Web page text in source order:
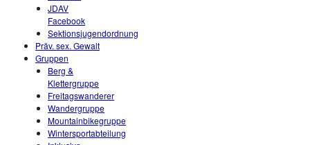
JDAV
Facebook
Sektionsjugendordnung
Präv. sex. Gewalt
Gruppen
Berg &
Klettergruppe
Freitagswanderer
Wandergruppe
Mountainbikegruppe
Wintersportabteilung